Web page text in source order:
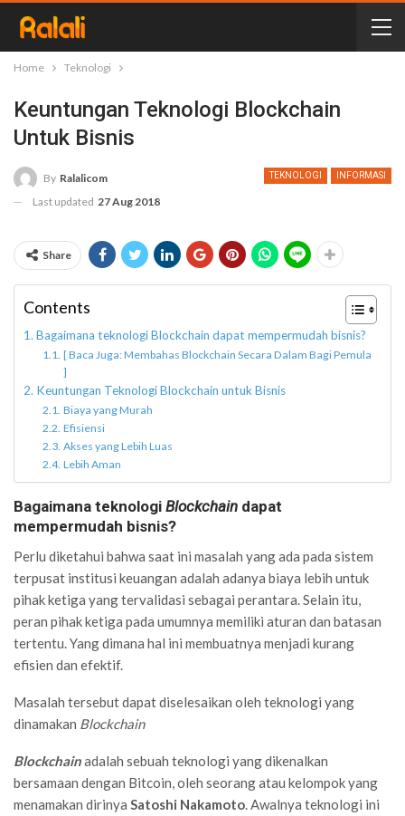
Home Teknologi
Keuntungan Teknologi Blockchain
Untuk Bisnis
TEKNOLOGI INFORMASI
By Ralalicom
Last updated 27 Aug 2018
Share
Contents
Bagaimana teknologi Blockchain dapat mempermudah bisnis?
[ Baca Juga: Membahas Blockchain Secara Dalam Bagi Pemula
]
Keuntungan Teknologi Blockchain untuk Bisnis
Biaya yang Murah
Efisiensi
Akses yang Lebih Luas
Lebih Aman
Bagaimana teknologi Blockchain dapat
mempermudah bisnis?
Perlu diketahui bahwa saat ini masalah yang ada pada sistem
terpusat institusi keuangan adalah adanya biaya lebih untuk
pihak ketiga yang tervalidasi sebagai perantara. Selain itu,
peran pihak ketiga pada umumnya memiliki aturan dan batasan
tertentu. Yang dimana hal ini membuatnya menjadi kurang
efisien dan efektif.
Masalah tersebut dapat diselesaikan oleh teknologi yang
dinamakan Blockchain
Blockchainadalah sebuah teknologi yang dikenalkan
bersamaan dengan Bitcoin, oleh seorang atau kelompok yang
menamakan dirinya Satoshi Nakamoto. Awalnya teknologi ini